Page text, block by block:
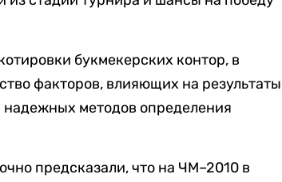
букмекерских контор, в
факторов, влияющих на результаты
методов определения
предсказали, что на ЧМ–2010 в